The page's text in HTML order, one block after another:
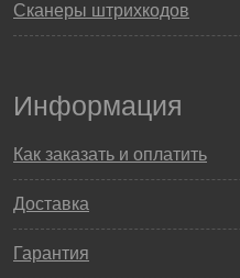
Сканеры штрихкодов
Информация
Как заказать и оплатить
Доставка
Гарантия